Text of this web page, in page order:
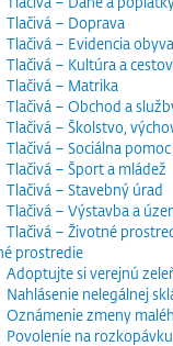
Tlačivá – Doprava
Tlačivá – Evidencia
Tlačivá – Kultúra a
Tlačivá – Matrika
Tlačivá – Obchod a
Tlačivá – Školstvo,
Tlačivá – Sociálna pomoc
Tlačivá – Šport a mládež
Tlačivá – Stavebný úrad
Tlačivá – Výstavba a
Tlačivá – Životné
prostredie
Adoptujte si verejnú
Nahlásenie nelegálnej
Oznámenie zmeny
Povolenie na